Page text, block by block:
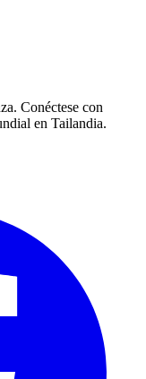
Conéctese con
en Tailandia.